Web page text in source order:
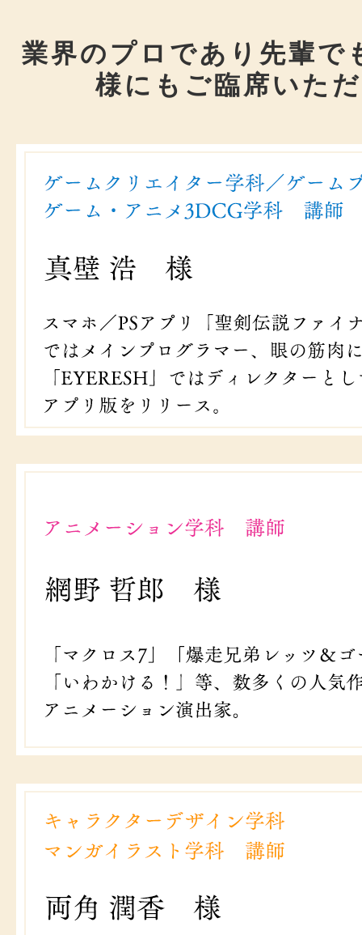
業界のプロであり先輩で
様にもご臨席いた